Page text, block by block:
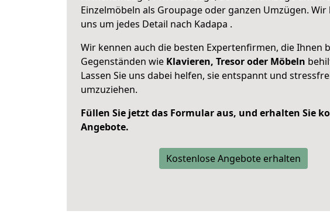
Einzelmöbeln als Groupage oder ganzen Umzügen.
uns um jedes Detail nach Kadapa .
Wir kennen auch die besten Expertenfirmen, die Ihnen
Gegenständen wie Klavieren, Tresor oder Möbeln
Lassen Sie uns dabei helfen, sie entspannt und
umzuziehen.
Füllen Sie jetzt das Formular aus, und erhalten Sie
Angebote.
Kostenlose Angebote erhalten